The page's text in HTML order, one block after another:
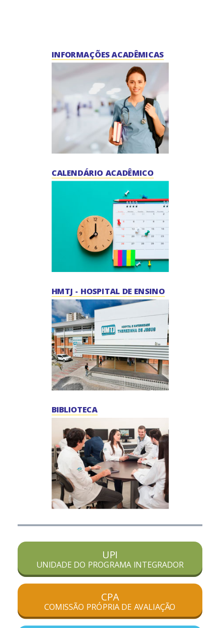
INFORMAÇÕES ACADÊMICAS
CALENDÁRIO ACADÊMICO
HMTJ - HOSPITAL DE ENSINO
BIBLIOTECA
UPI
UNIDADE DO PROGRAMA INTEGRADOR
CPA
COMISSÃO PRÓPRIA DE AVALIAÇÃO